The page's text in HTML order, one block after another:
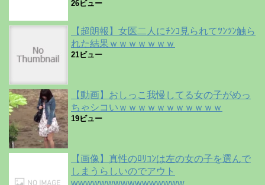
26ビュー
【超朗報】女医二人にﾁﾝｺ見られてﾂﾝﾂﾝ触ら
れた結果ｗｗｗｗｗｗｗ
21ビュー
【動画】おしっこ我慢してる女の子がめっ
ちゃシコいｗｗｗｗｗｗｗｗｗｗｗ
19ビュー
【画像】真性のﾛﾘｺﾝは左の女の子を選んで
しまうらしいのでアウト
wwwwwwwwwwwwwwww